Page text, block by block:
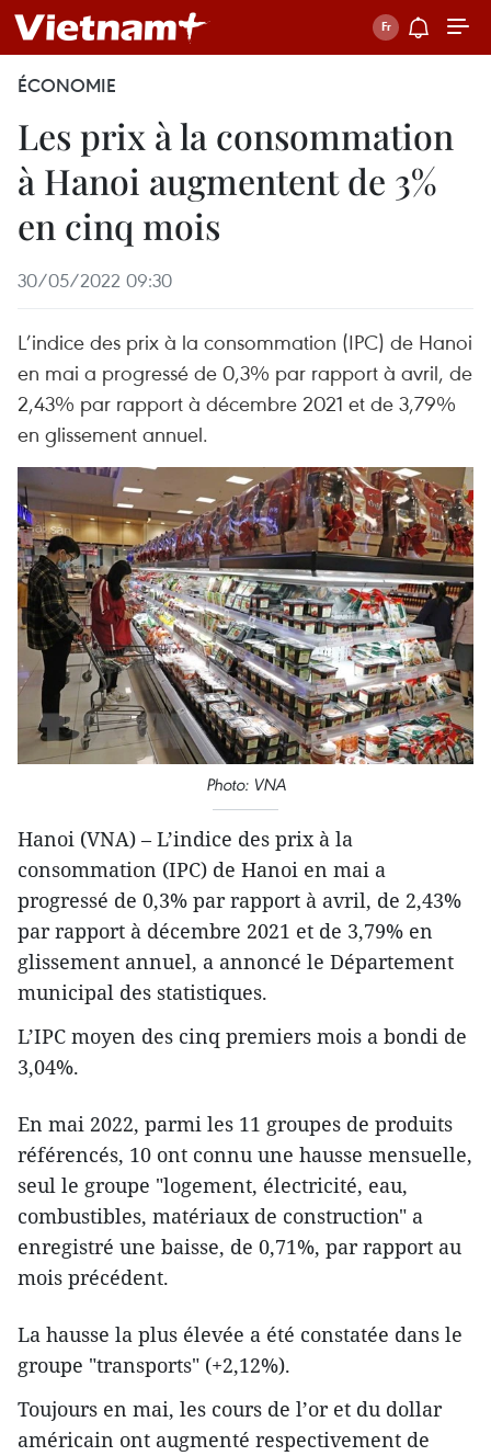
ÉCONOMIE
Les prix à la consommation
à Hanoi augmentent de 3%
en cinq mois
30/05/2022 09:30
L’indice des prix à la consommation (IPC) de Hanoi
en mai a progressé de 0,3% par rapport à avril, de
2,43% par rapport à décembre 2021 et de 3,79%
en glissement annuel.
Photo: VNA
Hanoi (VNA) – L’indice des prix à la
consommation (IPC) de Hanoi en mai a
progressé de 0,3% par rapport à avril, de 2,43%
par rapport à décembre 2021 et de 3,79% en
glissement annuel, a annoncé le Département
municipal des statistiques.
L’IPC moyen des cinq premiers mois a bondi de
3,04%.
En mai 2022, parmi les 11 groupes de produits
référencés, 10 ont connu une hausse mensuelle,
seul le groupe "logement, électricité, eau,
combustibles, matériaux de construction" a
enregistré une baisse, de 0,71%, par rapport au
mois précédent.
La hausse la plus élevée a été constatée dans le
groupe "transports" (+2,12%).
Toujours en mai, les cours de l’or et du dollar
américain ont augmenté respectivement de